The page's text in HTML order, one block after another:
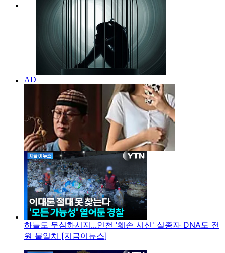
하늘도 무심하시지...인천 '훼손 시신' 실종자 DNA도 전
원 불일치 [지금이뉴스]